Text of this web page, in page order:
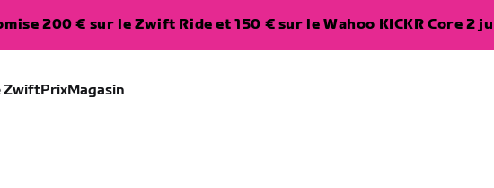
200 € sur le Zwift Ride et 150 € sur le Wahoo KICKR Core 2
ZwiftPrixMagasin